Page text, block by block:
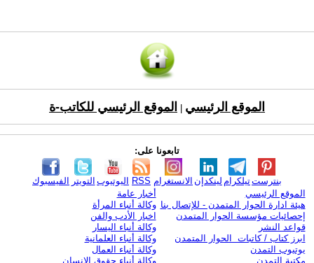
الموقع الرئيسي الموقع الرئيسي للكاتب-ة
تابعونا على:
الفيسبوك التويتر اليوتيوب RSS الانستغرام لينكدإن تيلكرامبنترست
الموقع الرئيسي
هيئة ادارة الحوار المتمدن - للإتصال بنا
إحصائيات مؤسسة الحوار المتمدن
قواعد النشر
ابرز كتاب / كاتبات الحوار المتمدن
يوتيوب التمدن
مكتبة التمدن
أخبار عامة
وكالة أنباء المرأة
اخبار الأدب والفن
وكالة أنباء اليسار
وكالة أنباء العلمانية
وكالة أنباء العمال
وكالة أنباء حقوق الإنسان